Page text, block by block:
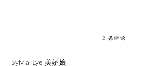
2 条评论
Sylvia Lye 美娇娘